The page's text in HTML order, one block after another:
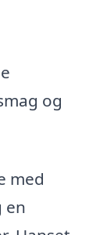
og
med
en